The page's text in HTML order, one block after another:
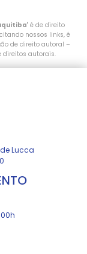
" é de direito
nossos links, é
de direito autoral –
direitos autorais.
Lucca